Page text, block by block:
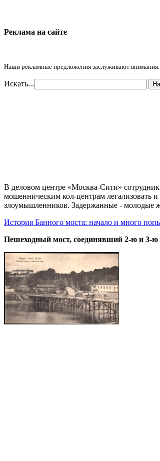
Реклама на cайте
Наши рекламные предложения заслуживают внимания.
Искать...
В деловом центре «Москва-Сити»
мошенническим кол-центрам легализовать
злоумышленников. Задержанные - молодые
История Банного моста: начало и много
Пешеходный мост, соединявший 2-ю и 3-